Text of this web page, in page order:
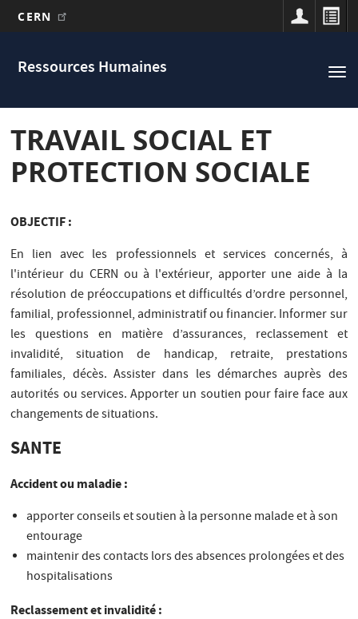
contenu
CERN
Ressources Humaines
navigation
TRAVAIL SOCIAL ET
PROTECTION SOCIALE
OBJECTIF :
En lien avec les professionnels et services concernés, à
l'intérieur du CERN ou à l'extérieur, apporter une aide à la
résolution de préoccupations et difficultés d’ordre personnel,
familial, professionnel, administratif ou financier. Informer sur
les questions en matière d’assurances, reclassement et
invalidité, situation de handicap, retraite, prestations
familiales, décès. Assister dans les démarches auprès des
autorités ou services. Apporter un soutien pour faire face aux
changements de situations.
SANTE
Accident ou maladie :
apporter conseils et soutien à la personne malade et à son
entourage
maintenir des contacts lors des absences prolongées et des
hospitalisations
Reclassement et invalidité :